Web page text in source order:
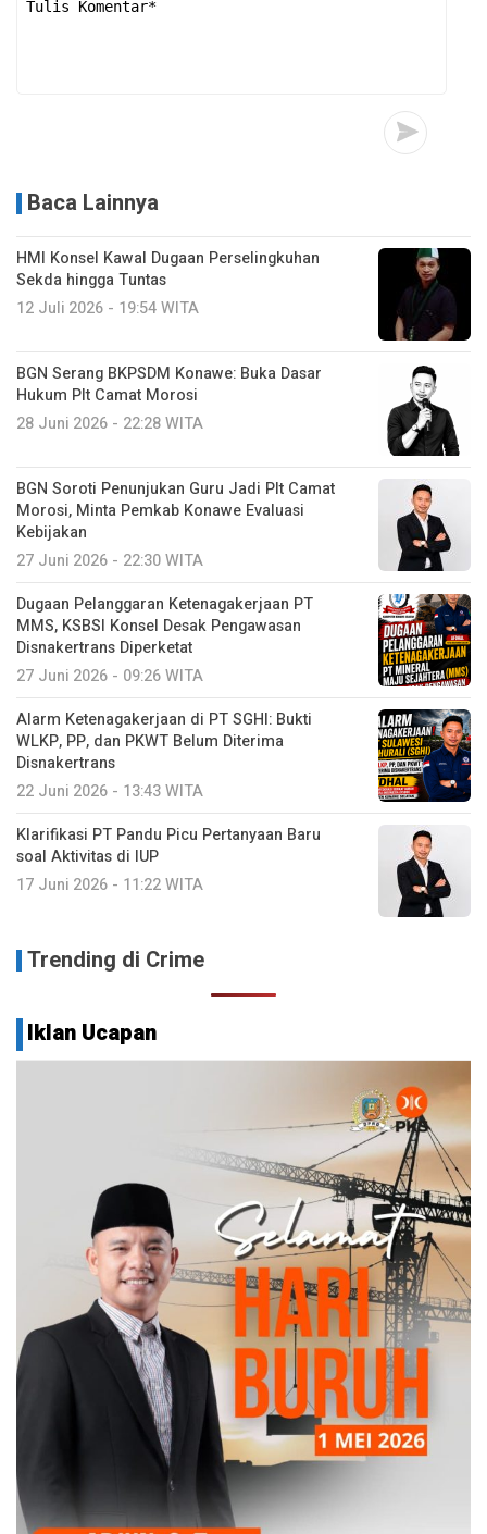
Baca Lainnya
HMI Konsel Kawal Dugaan Perselingkuhan
Sekda hingga Tuntas
12 Juli 2026 - 19:54 WITA
BGN Serang BKPSDM Konawe: Buka Dasar
Hukum Plt Camat Morosi
28 Juni 2026 - 22:28 WITA
BGN Soroti Penunjukan Guru Jadi Plt Camat
Morosi, Minta Pemkab Konawe Evaluasi
Kebijakan
27 Juni 2026 - 22:30 WITA
Dugaan Pelanggaran Ketenagakerjaan PT
MMS, KSBSI Konsel Desak Pengawasan
Disnakertrans Diperketat
27 Juni 2026 - 09:26 WITA
Alarm Ketenagakerjaan di PT SGHI: Bukti
WLKP, PP, dan PKWT Belum Diterima
Disnakertrans
22 Juni 2026 - 13:43 WITA
Klarifikasi PT Pandu Picu Pertanyaan Baru
soal Aktivitas di IUP
17 Juni 2026 - 11:22 WITA
Trending di Crime
Iklan Ucapan